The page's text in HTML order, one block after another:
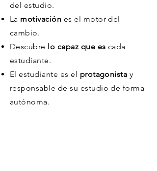
del estudio.
La motivación es el motor del
cambio.
Descubre lo capaz que escada
estudiante.
El estudiante es el protagonista y
responsable de su estudio de forma
autónoma.